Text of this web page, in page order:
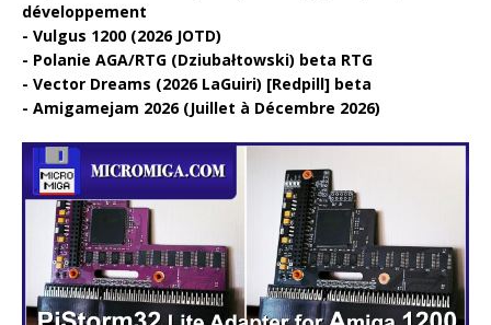
développement
Vulgus 1200 (2026 JOTD)
Polanie AGA/RTG (Dziubałtowski) beta RTG
Vector Dreams (2026 LaGuiri) [Redpill] beta
Amigamejam 2026 (Juillet à Décembre 2026)